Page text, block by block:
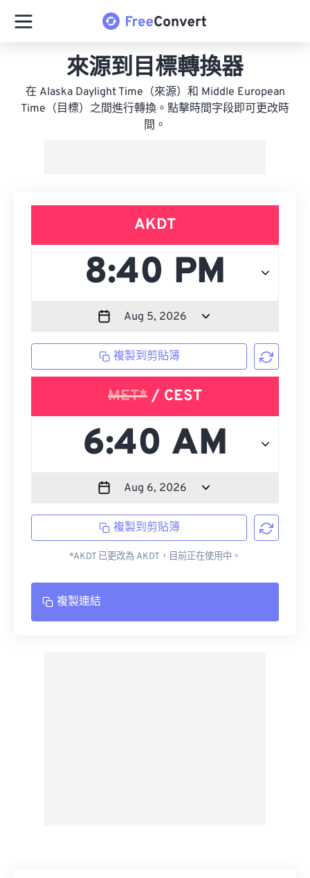
來源到目標轉換器
在 Alaska Daylight Time（來源）和 Middle European
Time（目標）之間進行轉換。點擊時間字段即可更改時
間。
AKDT
複製到剪貼簿
MET* / CEST
複製到剪貼簿
*AKDT 已更改為 AKDT，目前正在使用中。
複製連結